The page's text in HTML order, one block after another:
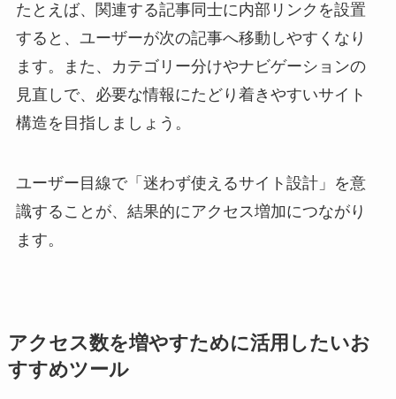
たとえば、関連する記事同士に内部リンクを設置
すると、ユーザーが次の記事へ移動しやすくなり
ます。また、カテゴリー分けやナビゲーションの
見直しで、必要な情報にたどり着きやすいサイト
構造を目指しましょう。
ユーザー目線で「迷わず使えるサイト設計」を意
識することが、結果的にアクセス増加につながり
ます。
アクセス数を増やすために活用したいお
すすめツール